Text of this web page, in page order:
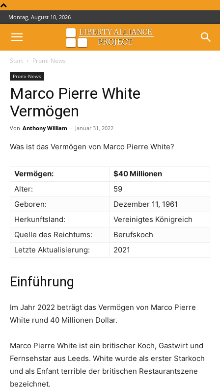
Montag, August 10, 2026
Start Promi-News
Promi-News
Marco Pierre White
Vermögen
Von Anthony William - Januar 31, 2022
Was ist das Vermögen von Marco Pierre White?
Vermögen:
$40 Millionen
Alter:
59
Geboren:
Dezember 11, 1961
Herkunftsland:
Vereinigtes Königreich
Quelle des Reichtums:
Berufskoch
Letzte Aktualisierung:
2021
Einführung
Im Jahr 2022 beträgt das Vermögen von Marco Pierre
White rund 40 Millionen Dollar.
Marco Pierre White ist ein britischer Koch, Gastwirt und
Fernsehstar aus Leeds. White wurde als erster Starkoch
und als Enfant terrible der britischen Restaurantszene
bezeichnet.